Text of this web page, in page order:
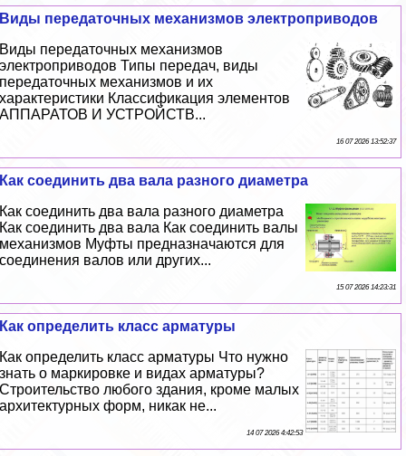
Виды передаточных механизмов электроприводов
Виды передаточных механизмов
электроприводов Типы передач, виды
передаточных механизмов и их
хаpaктеристики Классификация элементов
АППАРАТОВ И УСТРОЙСТВ...
16 07 2026 13:52:37
Как соединить два вала разного диаметра
Как соединить два вала разного диаметра
Как соединить два вала Как соединить валы
механизмов Муфты предназначаются для
соединения валов или других...
15 07 2026 14:23:31
Как определить класс арматуры
Как определить класс арматуры Что нужно
знать о маркировке и видах арматуры?
Строительство любого здания, кроме малых
архитектурных форм, никак не...
14 07 2026 4:42:53